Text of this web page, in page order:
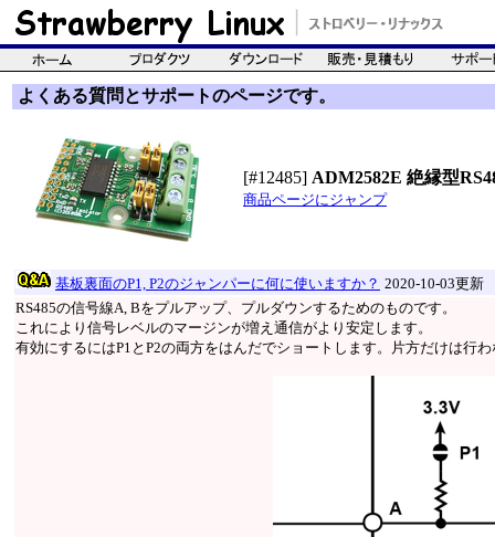
よくある質問とサポートのページです。
[#12485] ADM2582E 絶縁型
商品ページにジャンプ
基板裏面のP1, P2のジャンパーに何に使いますか？ 2020-10-03更新
RS485の信号線A, Bをプルアップ、プルダウンするためのものです。
これにより信号レベルのマージンが増え通信がより安定します。
有効にするにはP1とP2の両方をはんだでショートします。片方だけは行